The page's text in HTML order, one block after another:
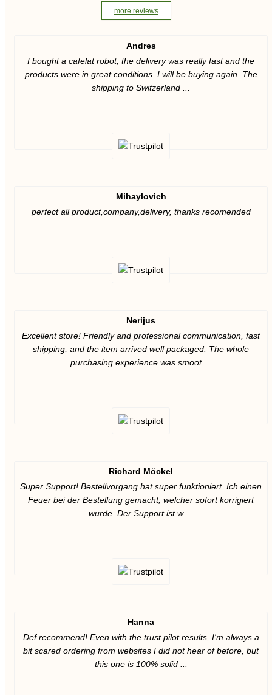
more reviews
Andres
I bought a cafelat robot, the delivery was really fast and the
products were in great conditions. I will be buying again. The
shipping to Switzerland ...
Mihaylovich
perfect all product,company,delivery, thanks recomended
Nerijus
Excellent store! Friendly and professional communication, fast
shipping, and the item arrived well packaged. The whole
purchasing experience was smoot ...
Richard Möckel
Super Support! Bestellvorgang hat super funktioniert. Ich einen
Feuer bei der Bestellung gemacht, welcher sofort korrigiert
wurde. Der Support ist w ...
Hanna
Def recommend! Even with the trust pilot results, I'm always a
bit scared ordering from websites I did not hear of before, but
this one is 100% solid ...